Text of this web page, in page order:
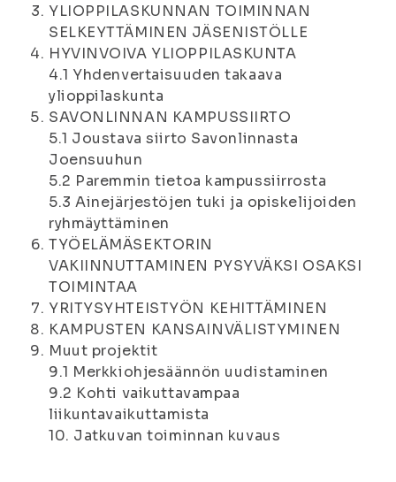
YLIOPPILASKUNNAN TOIMINNAN
SELKEYTTÄMINEN JÄSENISTÖLLE
HYVINVOIVA YLIOPPILASKUNTA
4.1 Yhdenvertaisuuden takaava
ylioppilaskunta
SAVONLINNAN KAMPUSSIIRTO
5.1 Joustava siirto Savonlinnasta
Joensuuhun
5.2 Paremmin tietoa kampussiirrosta
5.3 Ainejärjestöjen tuki ja opiskelijoiden
ryhmäyttäminen
TYÖELÄMÄSEKTORIN
VAKIINNUTTAMINEN PYSYVÄKSI OSAKSI
TOIMINTAA
YRITYSYHTEISTYÖN KEHITTÄMINEN
KAMPUSTEN KANSAINVÄLISTYMINEN
Muut projektit
9.1 Merkkiohjesäännön uudistaminen
9.2 Kohti vaikuttavampaa
liikuntavaikuttamista
10. Jatkuvan toiminnan kuvaus